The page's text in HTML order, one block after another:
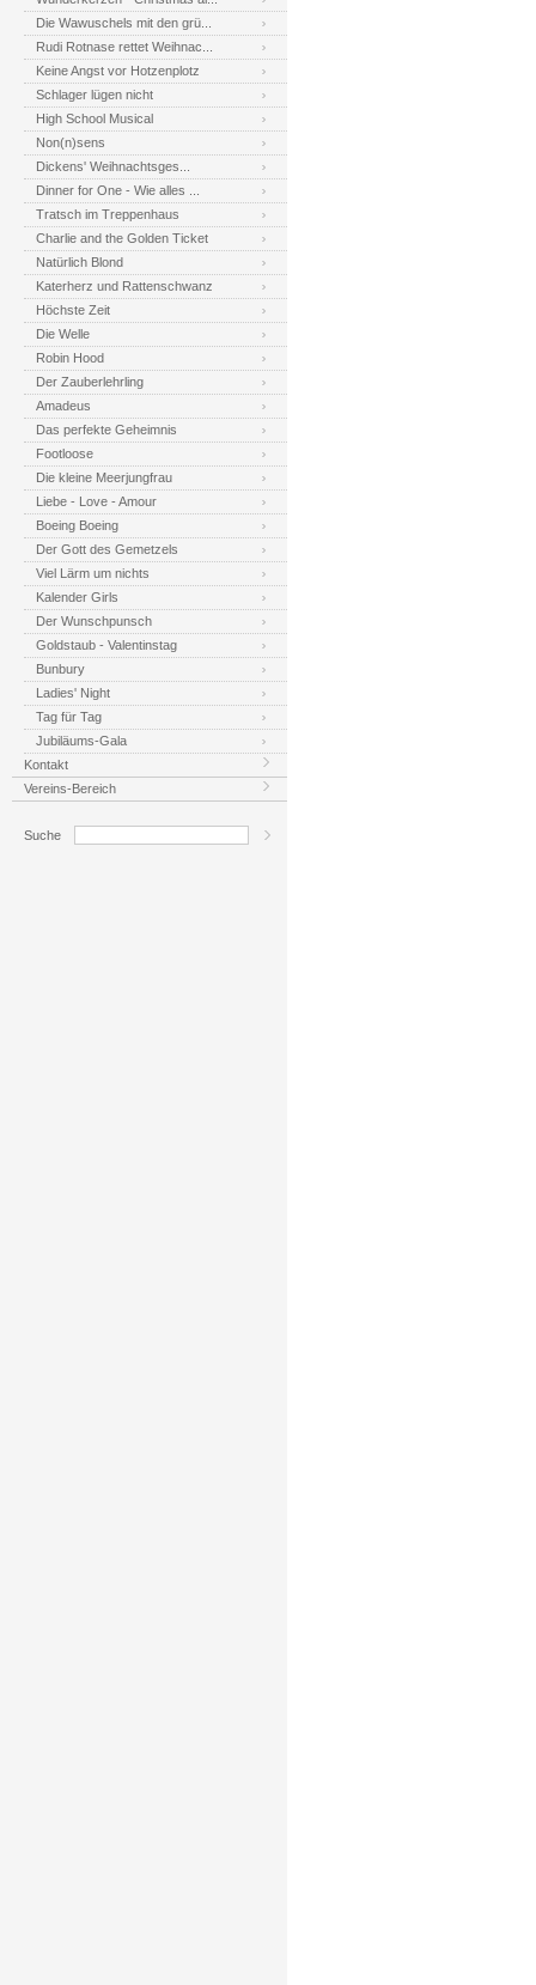
Die Wawuschels mit den grü...
Rudi Rotnase rettet Weihnac...
Keine Angst vor Hotzenplotz
Schlager lügen nicht
High School Musical
Non(n)sens
Dickens' Weihnachtsges...
Dinner for One - Wie alles ...
Tratsch im Treppenhaus
Charlie and the Golden Ticket
Natürlich Blond
Katerherz und Rattenschwanz
Höchste Zeit
Die Welle
Robin Hood
Der Zauberlehrling
Amadeus
Das perfekte Geheimnis
Footloose
Die kleine Meerjungfrau
Liebe - Love - Amour
Boeing Boeing
Der Gott des Gemetzels
Viel Lärm um nichts
Kalender Girls
Der Wunschpunsch
Goldstaub - Valentinstag
Bunbury
Ladies' Night
Tag für Tag
Jubiläums-Gala
Kontakt
Vereins-Bereich
Suche